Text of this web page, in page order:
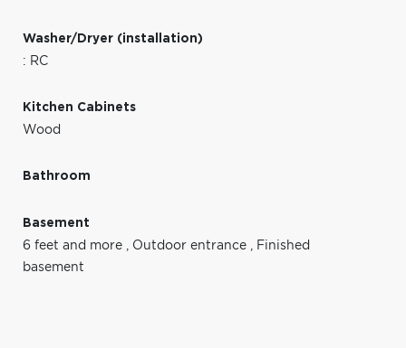
Washer/Dryer (installation)
: RC
Kitchen Cabinets
Wood
Bathroom
Basement
6 feet and more , Outdoor entrance , Finished
basement